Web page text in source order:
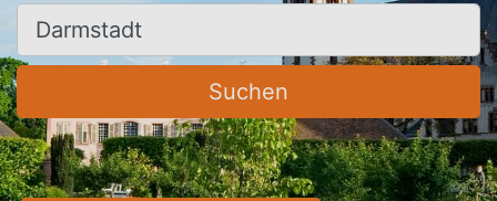
Ort, Stadt
Suchen